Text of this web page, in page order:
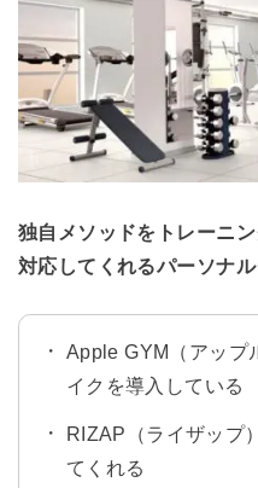
独自メソッドをトレーニ
対応してくれるパーソナ
Apple GYM（アップ
イクを導入している
RIZAP（ライザップ
てくれる